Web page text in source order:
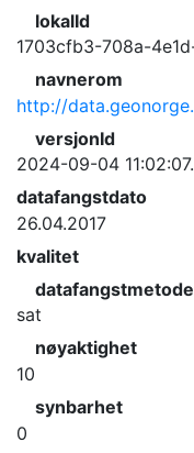
lokalId
1703cfb3-708a-
navnerom
http://
versjonId
2024-09-04
datafangstdato
26.04.2017
kvalitet
datafangstmetode
sat
nøyaktighet
10
synbarhet
0